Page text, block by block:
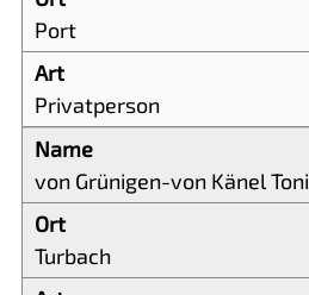
Port
Privatperson
von Grünigen-von Känel Toni
Turbach